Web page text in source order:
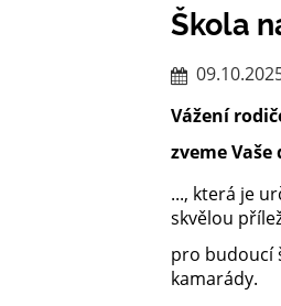
Škola
Vážení
zveme Vaše
..., která je
skvělou
pro budoucí
kamarády.